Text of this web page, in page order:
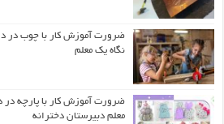
ضرورت آموزش کار با چوب در
نگاه یک معلم
ضرورت آموزش کار با پارچه در
معلم دبیرستان دخترانه